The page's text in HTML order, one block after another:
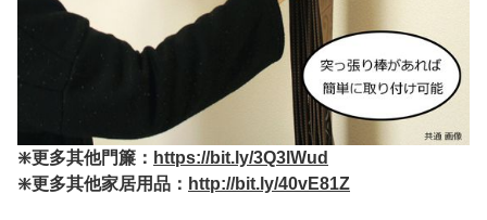
❇️更多其他門簾： https://bit.ly/3Q3lWud
❇️更多其他家居用品： http://bit.ly/40vE81Z